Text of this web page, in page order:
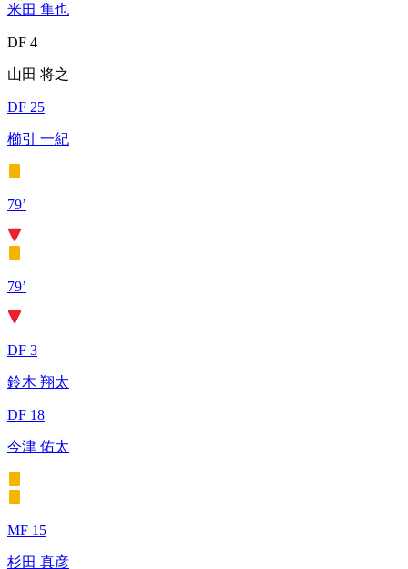
米田 隼也
DF 4
山田 将之
DF 25
櫛引 一紀
79’
79’
DF 3
鈴木 翔太
DF 18
今津 佑太
MF 15
杉田 真彦